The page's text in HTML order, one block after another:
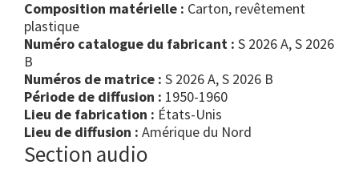
Composition matérielle : Carton, revêtement
plastique
Numéro catalogue du fabricant : S 2026 A, S 2026
B
Numéros de matrice : S 2026 A, S 2026 B
Période de diffusion : 1950-1960
Lieu de fabrication : États-Unis
Lieu de diffusion : Amérique du Nord
Section audio